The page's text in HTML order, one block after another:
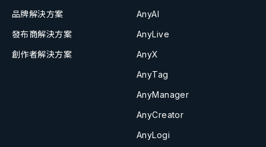
品牌解決方案
發布商解決方案
創作者解決方案
AnyAI
AnyLive
AnyX
AnyTag
AnyManager
AnyCreator
AnyLogi